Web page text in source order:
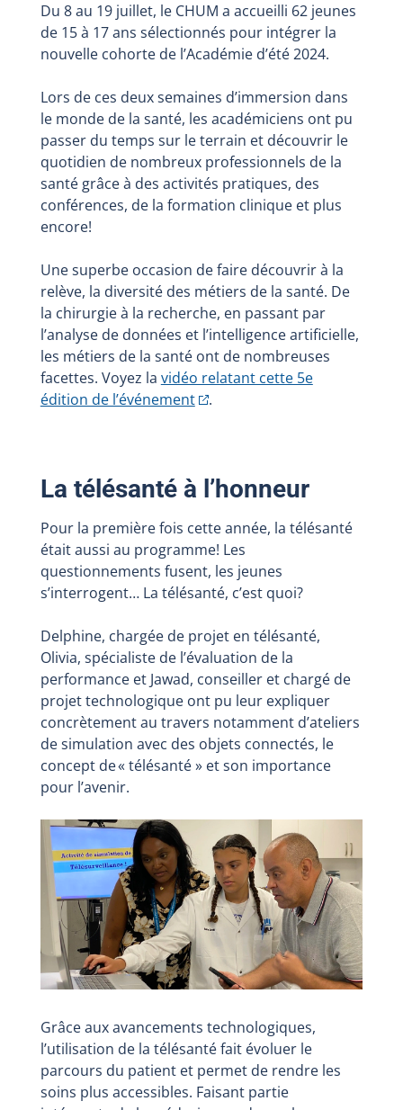
Du 8 au 19 juillet, le CHUM a accueilli 62 jeunes
de 15 à 17 ans sélectionnés pour intégrer la
nouvelle cohorte de l’Académie d’été 2024.
Lors de ces deux semaines d’immersion dans
le monde de la santé, les académiciens ont pu
passer du temps sur le terrain et découvrir le
quotidien de nombreux professionnels de la
santé grâce à des activités pratiques, des
conférences, de la formation clinique et plus
encore!
Une superbe occasion de faire découvrir à la
relève, la diversité des métiers de la santé. De
la chirurgie à la recherche, en passant par
l’analyse de données et l’intelligence artificielle,
les métiers de la santé ont de nombreuses
facettes. Voyez la vidéo relatant cette 5e
édition de l’événement
.
La télésanté à l’honneur
Pour la première fois cette année, la télésanté
était aussi au programme! Les
questionnements fusent, les jeunes
s’interrogent… La télésanté, c’est quoi?
Delphine, chargée de projet en télésanté,
Olivia, spécialiste de l’évaluation de la
performance et Jawad, conseiller et chargé de
projet technologique ont pu leur expliquer
concrètement au travers notamment d’ateliers
de simulation avec des objets connectés, le
concept de « télésanté » et son importance
pour l’avenir.
Grâce aux avancements technologiques,
l’utilisation de la télésanté fait évoluer le
parcours du patient et permet de rendre les
soins plus accessibles. Faisant partie